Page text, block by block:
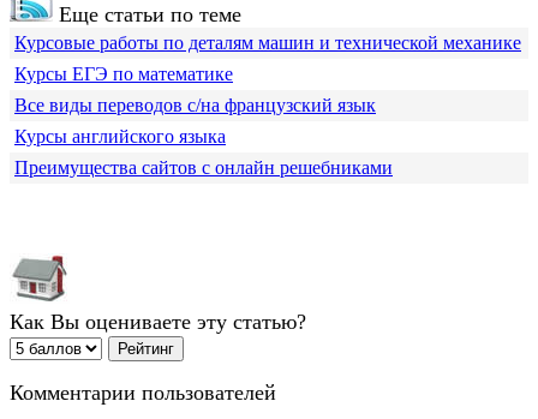
Еще статьи по теме
Курсовые работы по деталям машин и технической механике
Курсы ЕГЭ по математике
Все виды переводов с/на французский язык
Курсы английского языка
Преимущества сайтов с онлайн решебниками
Как Вы оцениваете эту статью?
Комментарии пользователей